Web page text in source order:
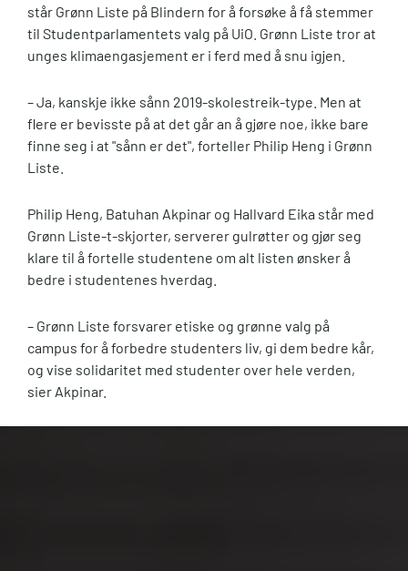
står Grønn Liste på Blindern for å forsøke å få stemmer
til Studentparlamentets valg på UiO. Grønn Liste tror at
unges klimaengasjement er i ferd med å snu igjen.
– Ja, kanskje ikke sånn 2019-skolestreik-type. Men at
flere er bevisste på at det går an å gjøre noe, ikke bare
finne seg i at "sånn er det", forteller Philip Heng i Grønn
Liste.
Philip Heng, Batuhan Akpinar og Hallvard Eika står med
Grønn Liste-t-skjorter, serverer gulrøtter og gjør seg
klare til å fortelle studentene om alt listen ønsker å
bedre i studentenes hverdag.
– Grønn Liste forsvarer etiske og grønne valg på
campus for å forbedre studenters liv, gi dem bedre kår,
og vise solidaritet med studenter over hele verden,
sier Akpinar.